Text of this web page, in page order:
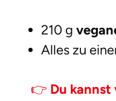
210 g
Alles zu
👉 Du